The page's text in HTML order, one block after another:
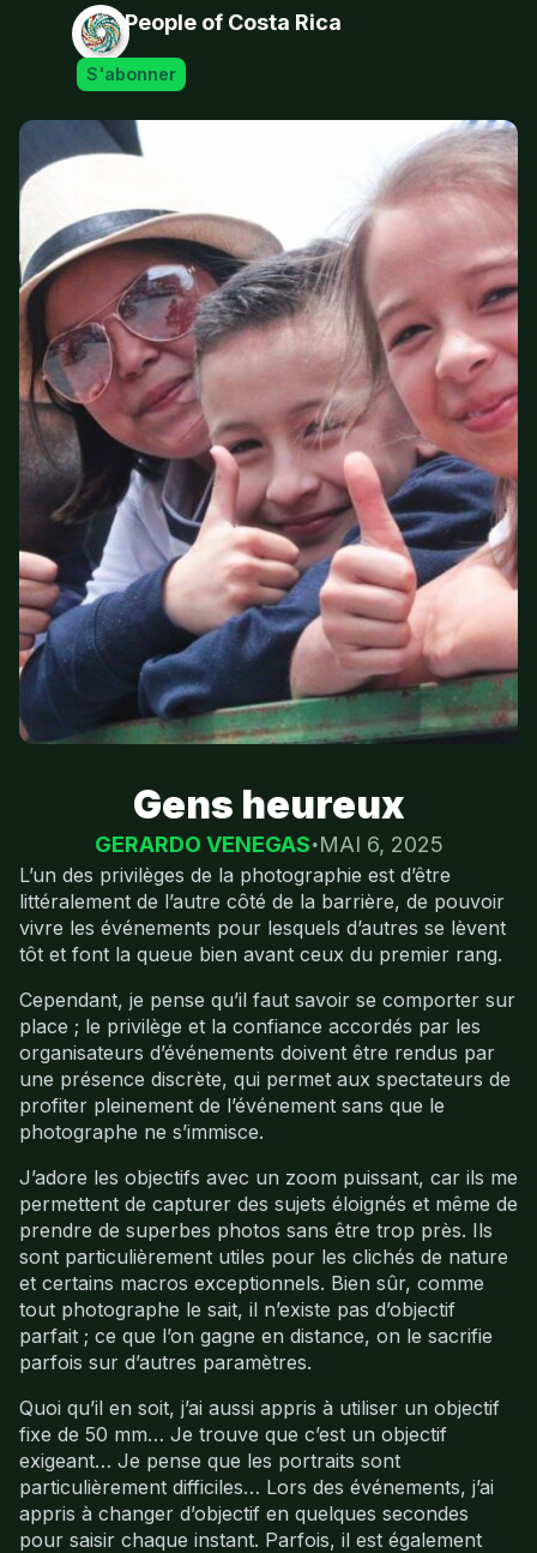
People of Costa Rica
S'abonner
Gens heureux
GERARDO VENEGAS MAI 6, 2025
L’un des privilèges de la photographie est d’être
littéralement de l’autre côté de la barrière, de pouvoir
vivre les événements pour lesquels d’autres se lèvent
tôt et font la queue bien avant ceux du premier rang.
Cependant, je pense qu’il faut savoir se comporter sur
place ; le privilège et la confiance accordés par les
organisateurs d’événements doivent être rendus par
une présence discrète, qui permet aux spectateurs de
profiter pleinement de l’événement sans que le
photographe ne s’immisce.
J’adore les objectifs avec un zoom puissant, car ils me
permettent de capturer des sujets éloignés et même de
prendre de superbes photos sans être trop près. Ils
sont particulièrement utiles pour les clichés de nature
et certains macros exceptionnels. Bien sûr, comme
tout photographe le sait, il n’existe pas d’objectif
parfait ; ce que l’on gagne en distance, on le sacrifie
parfois sur d’autres paramètres.
Quoi qu’il en soit, j’ai aussi appris à utiliser un objectif
fixe de 50 mm… Je trouve que c’est un objectif
exigeant… Je pense que les portraits sont
particulièrement difficiles… Lors des événements, j’ai
appris à changer d’objectif en quelques secondes
pour saisir chaque instant. Parfois, il est également